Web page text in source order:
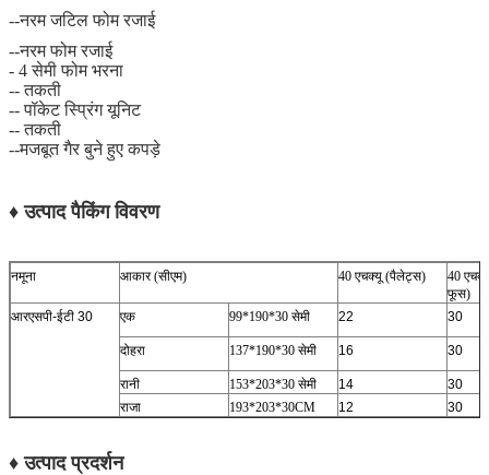
--नरम जटिल फोम रजाई
--नरम फोम रजाई
- 4 सेमी फोम भरना
-- तकती
-- पॉकेट स्प्रिंग यूनिट
-- तकती
--मजबूत गैर बुने हुए कपड़े
♦ उत्पाद पैकिंग विवरण
नमूना आकार (सीएम) 40 एचक्यू (पैलेट्स)
40
फूस)
आरएसपी-ईटी 30
एक 99*190*30 सेमी 22 30
दोहरा 137*190*30 सेमी 16 30
रानी 153*203*30 सेमी 14
30
राजा
193*203*30CM 12 30
♦ उत्पाद प्रदर्शन